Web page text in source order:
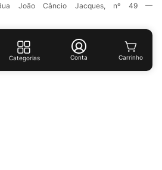
Categorias Conta
João Câncio Jacques, nº 49 —